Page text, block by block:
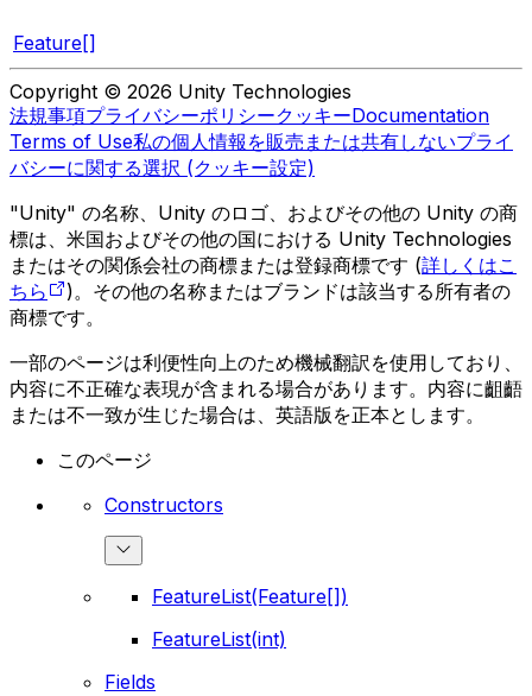
Feature[]
Copyright © 2026 Unity Technologies
法規事項プライバシーポリシークッキーDocumentation
Terms of Use私の個人情報を販売または共有しないプライ
バシーに関する選択 (クッキー設定)
"Unity" の名称、Unity のロゴ、およびその他の Unity の商
標は、米国およびその他の国における Unity Technologies
またはその関係会社の商標または登録商標です (詳しくはこ
ちら
)。その他の名称またはブランドは該当する所有者の
商標です。
一部のページは利便性向上のため機械翻訳を使用しており、
内容に不正確な表現が含まれる場合があります。内容に齟齬
または不一致が生じた場合は、英語版を正本とします。
このページ
Constructors
FeatureList(Feature[])
FeatureList(int)
Fields